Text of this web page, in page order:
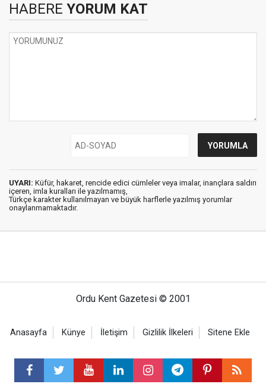
HABERE YORUM KAT
UYARI: Küfür, hakaret, rencide edici cümleler veya imalar, inançlara saldırı
içeren, imla kuralları ile yazılmamış,
Türkçe karakter kullanılmayan ve büyük harflerle yazılmış yorumlar
onaylanmamaktadır.
Ordu Kent Gazetesi © 2001
Anasayfa Künye İletişim Gizlilik İlkeleri Sitene Ekle